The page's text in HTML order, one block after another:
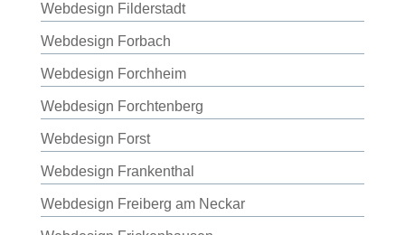
Webdesign Filderstadt
Webdesign Forbach
Webdesign Forchheim
Webdesign Forchtenberg
Webdesign Forst
Webdesign Frankenthal
Webdesign Freiberg am Neckar